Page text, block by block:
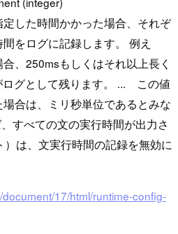
した時間かかった場合、それぞ
をログに記録します。 例え
、250msもしくはそれ以上長く
ログとして残ります。 ... この値
合は、ミリ秒単位であるとみな
すべての文の実行時間が出力さ
は、文実行時間の記録を無効に
17/html/runtime-config-